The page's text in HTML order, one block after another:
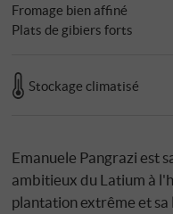
Fromage bien affiné
Plats de gibiers forts
Stockage climatisé
Emanuele Pangrazi est
ambitieux du Latium à
plantation extrême et